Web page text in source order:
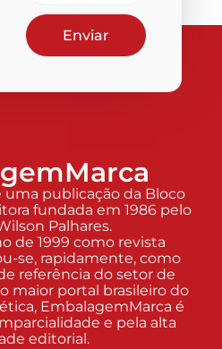
Enviar
uma publicação da Bloco
fundada em 1986 pelo
Palhares.
de 1999 como revista
se, rapidamente, como
referência do setor de
maior portal brasileiro do
EmbalagemMarca é
e pela alta
editorial.